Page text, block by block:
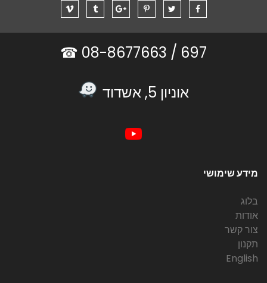
697 /
אוניון 5, אשדוד
מידע שימושי
בלוג
אודות
צור קשר
תקנון
English